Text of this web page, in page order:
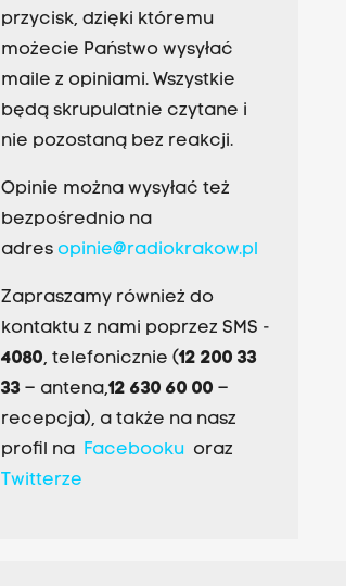
przycisk, dzięki któremu
możecie Państwo wysyłać
maile z opiniami. Wszystkie
będą skrupulatnie czytane i
nie pozostaną bez reakcji.
Opinie można wysyłać też
bezpośrednio na
adres opinie@radiokrakow.pl
Zapraszamy również do
kontaktu z nami poprzez SMS -
4080, telefonicznie (12 200 33
33– antena,12 630 60 00 –
recepcja), a także na nasz
profil na Facebookuoraz
Twitterze